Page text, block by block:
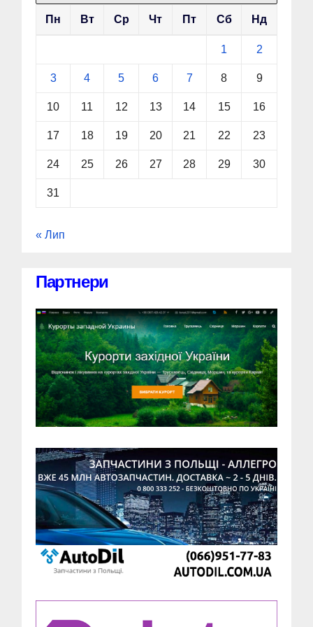
Пн Вт Ср Чт Пт Сб Нд
1 2
3 4 5 6 7 8 9
10 11 12 13 14 15 16
17 18 19 20 21 22 23
24 25 26 27 28 29 30
31
« Лип
Партнери